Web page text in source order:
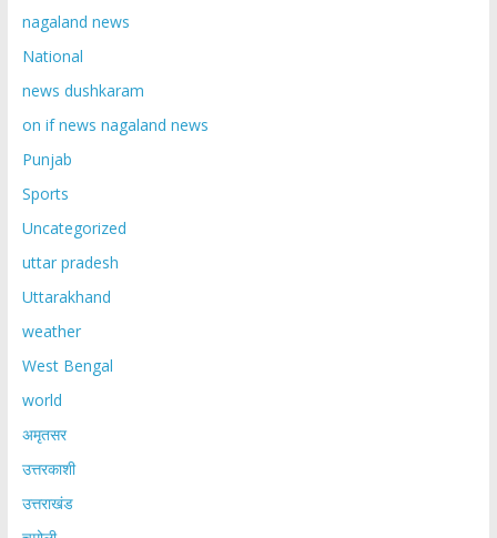
nagaland news
National
news dushkaram
on if news nagaland news
Punjab
Sports
Uncategorized
uttar pradesh
Uttarakhand
weather
West Bengal
world
अमृतसर
उत्तरकाशी
उत्तराखंड